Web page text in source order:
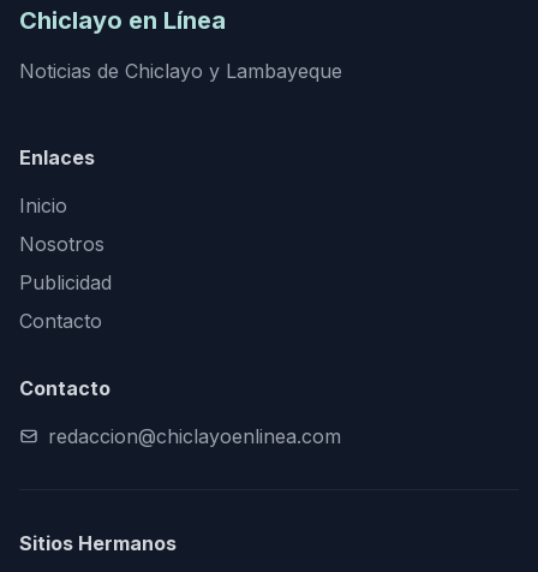
Chiclayo en Línea
Noticias de Chiclayo y Lambayeque
Enlaces
Inicio
Nosotros
Publicidad
Contacto
Contacto
redaccion@chiclayoenlinea.com
Sitios Hermanos